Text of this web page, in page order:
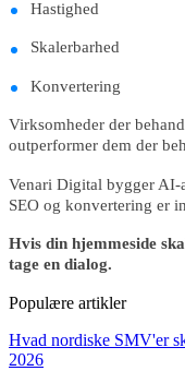
Hastighed
Skalerbarhed
Konvertering
Virksomheder der
outperformer dem der
Venari Digital bygger AI-
SEO og konvertering er
Hvis din hjemmeside
tage en dialog.
Populære artikler
Hvad nordiske SMV'er
2026